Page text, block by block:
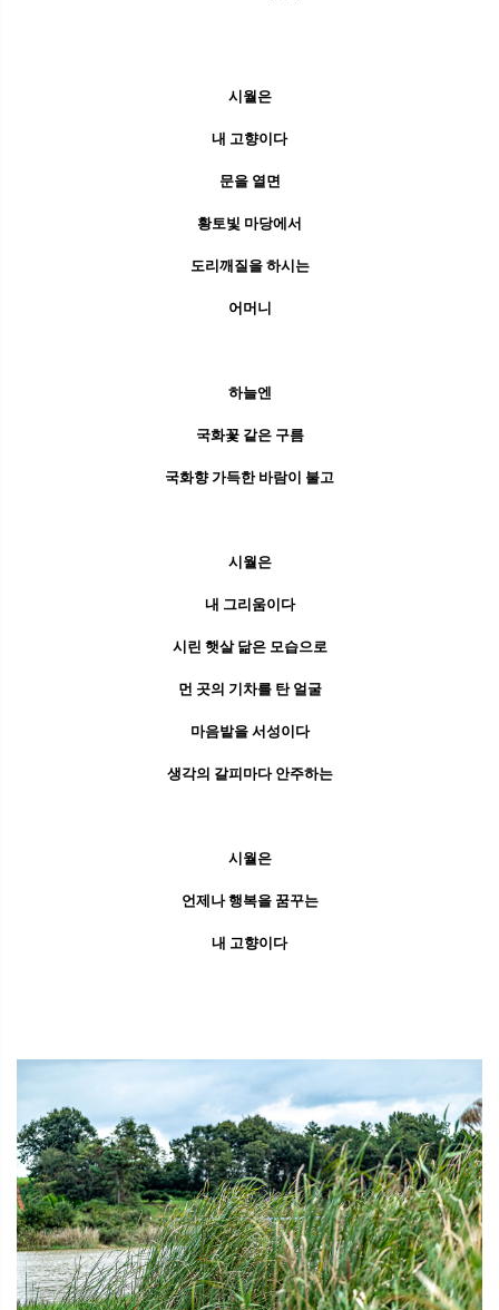
시월은
내 고향이다
문을 열면
황토빛 마당에서
도리깨질을 하시는
어머니
하늘엔
국화꽃 같은 구름
국화향 가득한 바람이 불고
시월은
내 그리움이다
시린 햇살 닮은 모습으로
먼 곳의 기차를 탄 얼굴
마음밭을 서성이다
생각의 갈피마다 안주하는
시월은
언제나 행복을 꿈꾸는
내 고향이다